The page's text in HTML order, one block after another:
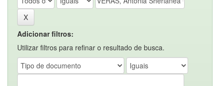
Adicionar filtros:
Utilizar filtros para refinar o resultado de busca.